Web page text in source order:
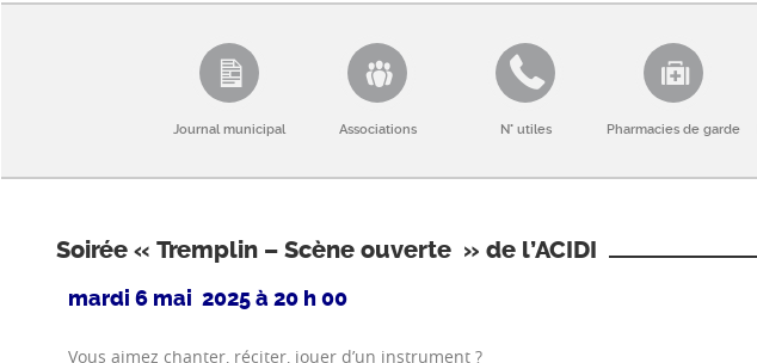
Journal municipal Associations N° utiles Pharmacies de garde
Soirée « Tremplin – Scène ouverte » de l’ACIDI
mardi 6 mai 2025 à 20 h 00
Vous aimez chanter, réciter, jouer d’un instrument ?